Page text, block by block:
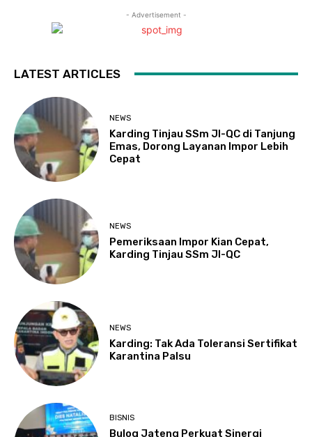
- Advertisement -
LATEST ARTICLES
NEWS
Karding Tinjau SSm JI-QC di Tanjung
Emas, Dorong Layanan Impor Lebih
Cepat
NEWS
Pemeriksaan Impor Kian Cepat,
Karding Tinjau SSm JI-QC
NEWS
Karding: Tak Ada Toleransi Sertifikat
Karantina Palsu
BISNIS
Bulog Jateng Perkuat Sinergi